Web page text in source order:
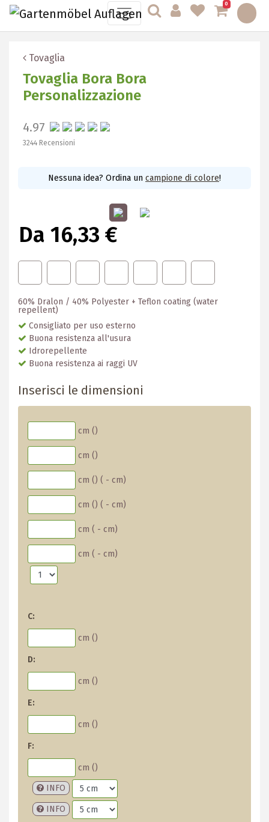
0
Tovaglia
Tovaglia Bora Bora
Personalizzazione
4.97
3244 Recensioni
Nessuna idea? Ordina un campione di colore!
Da 16,33 €
60% Dralon / 40% Polyester + Teflon coating (water
repellent)
Consigliato per uso esterno
Buona resistenza all'usura
Idrorepellente
Buona resistenza ai raggi UV
Inserisci le dimensioni
cm ()
cm ()
cm () ( - cm)
cm () ( - cm)
cm ( - cm)
cm ( - cm)
C:
cm ()
D:
cm ()
E:
cm ()
F:
cm ()
INFO
INFO